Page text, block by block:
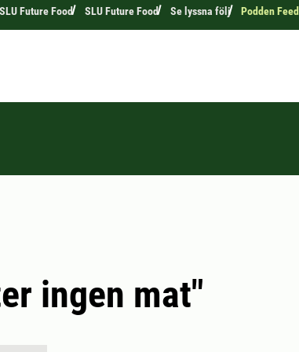
SLU Future Food SLU Future Food Se lyssna följ Podden
ingen mat"